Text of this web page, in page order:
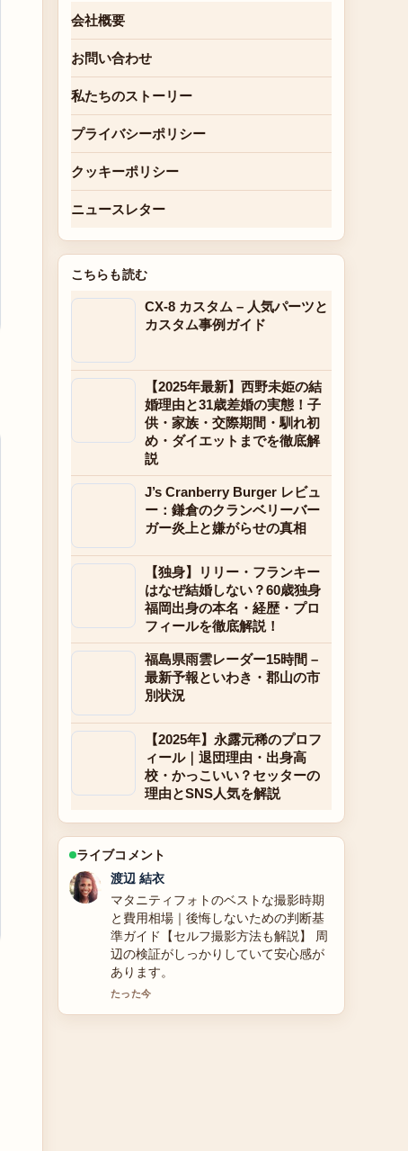
会社概要
お問い合わせ
私たちのストーリー
プライバシーポリシー
クッキーポリシー
ニュースレター
こちらも読む
CX-8 カスタム – 人気パーツと
カスタム事例ガイド
【2025年最新】西野未姫の結
婚理由と31歳差婚の実態！子
供・家族・交際期間・馴れ初
め・ダイエットまでを徹底解
説
J’s Cranberry Burger レビュ
ー：鎌倉のクランベリーバー
ガー炎上と嫌がらせの真相
【独身】リリー・フランキー
はなぜ結婚しない？60歳独身
福岡出身の本名・経歴・プロ
フィールを徹底解説！
福島県雨雲レーダー15時間 –
最新予報といわき・郡山の市
別状況
【2025年】永露元稀のプロフ
ィール｜退団理由・出身高
校・かっこいい？セッターの
理由とSNS人気を解説
ライブコメント
小林 大智
アグネスラム（アグネス・ラム）の現
在の活動とプロフィール：旦那・身
長・声優・アグネスチャンとの違いを
解説 の整理がとても分かりやすいで
す。今日の中でも特に読みやすいで
す。